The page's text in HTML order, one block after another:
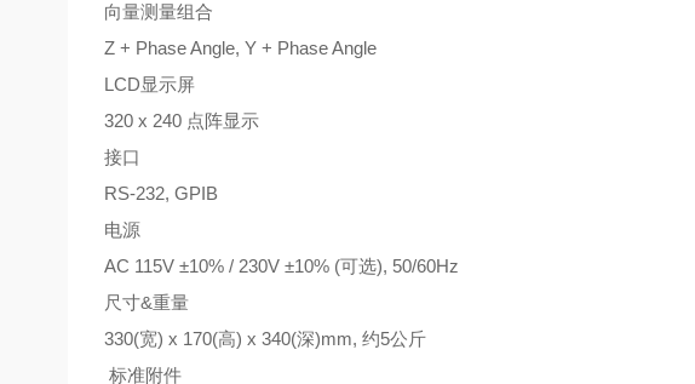
向量测量组合
Z + Phase Angle, Y + Phase Angle
LCD显示屏
320 x 240 点阵显示
接口
RS-232, GPIB
电源
AC 115V ±10% / 230V ±10% (可选), 50/60Hz
尺寸&重量
330(宽) x 170(高) x 340(深)mm, 约5公斤
标准附件